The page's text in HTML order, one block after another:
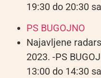
19:30 do 20:30
PS BUGOJNO
Najavljene
2023. -PS
13:00 do 14:30